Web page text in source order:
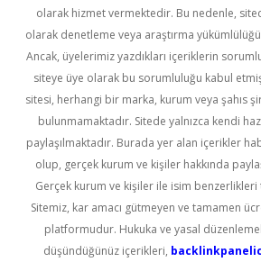
olarak hizmet vermektedir. Bu nedenle,
olarak denetleme veya araştırma
Ancak, üyelerimiz yazdıkları içeriklerin
siteye üye olarak bu sorumluluğu kabul
sitesi, herhangi bir marka, kurum veya şahıs
bulunmamaktadır. Sitede yalnızca kendi
paylaşılmaktadır. Burada yer alan içerikler
olup, gerçek kurum ve kişiler hakkında
Gerçek kurum ve kişiler ile isim
Sitemiz, kar amacı gütmeyen ve tamamen
platformudur. Hukuka ve yasal
düşündüğünüz içerikleri,